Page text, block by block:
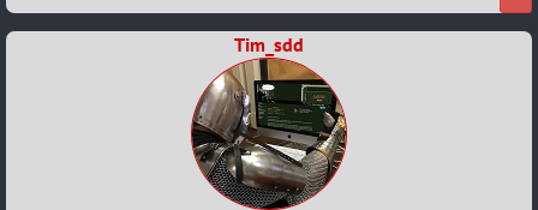
Tim_sdd